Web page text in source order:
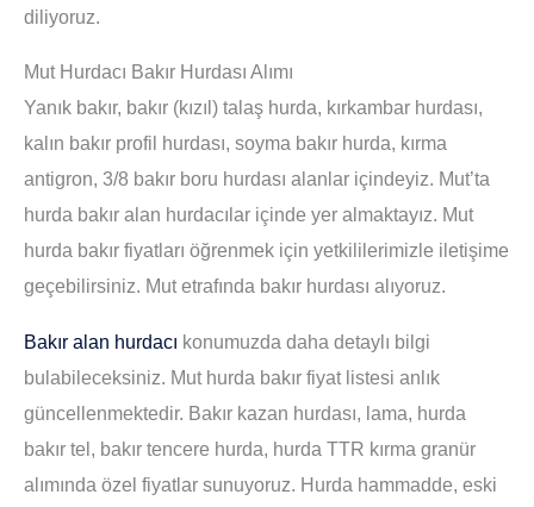
diliyoruz.
Mut Hurdacı Bakır Hurdası Alımı
Yanık bakır, bakır (kızıl) talaş hurda, kırkambar hurdası,
kalın bakır profil hurdası, soyma bakır hurda, kırma
antigron, 3/8 bakır boru hurdası alanlar içindeyiz. Mut’ta
hurda bakır alan hurdacılar içinde yer almaktayız. Mut
hurda bakır fiyatları öğrenmek için yetkililerimizle iletişime
geçebilirsiniz. Mut etrafında bakır hurdası alıyoruz.
Bakır alan hurdacı konumuzda daha detaylı bilgi
bulabileceksiniz. Mut hurda bakır fiyat listesi anlık
güncellenmektedir. Bakır kazan hurdası, lama, hurda
bakır tel, bakır tencere hurda, hurda TTR kırma granür
alımında özel fiyatlar sunuyoruz. Hurda hammadde, eski